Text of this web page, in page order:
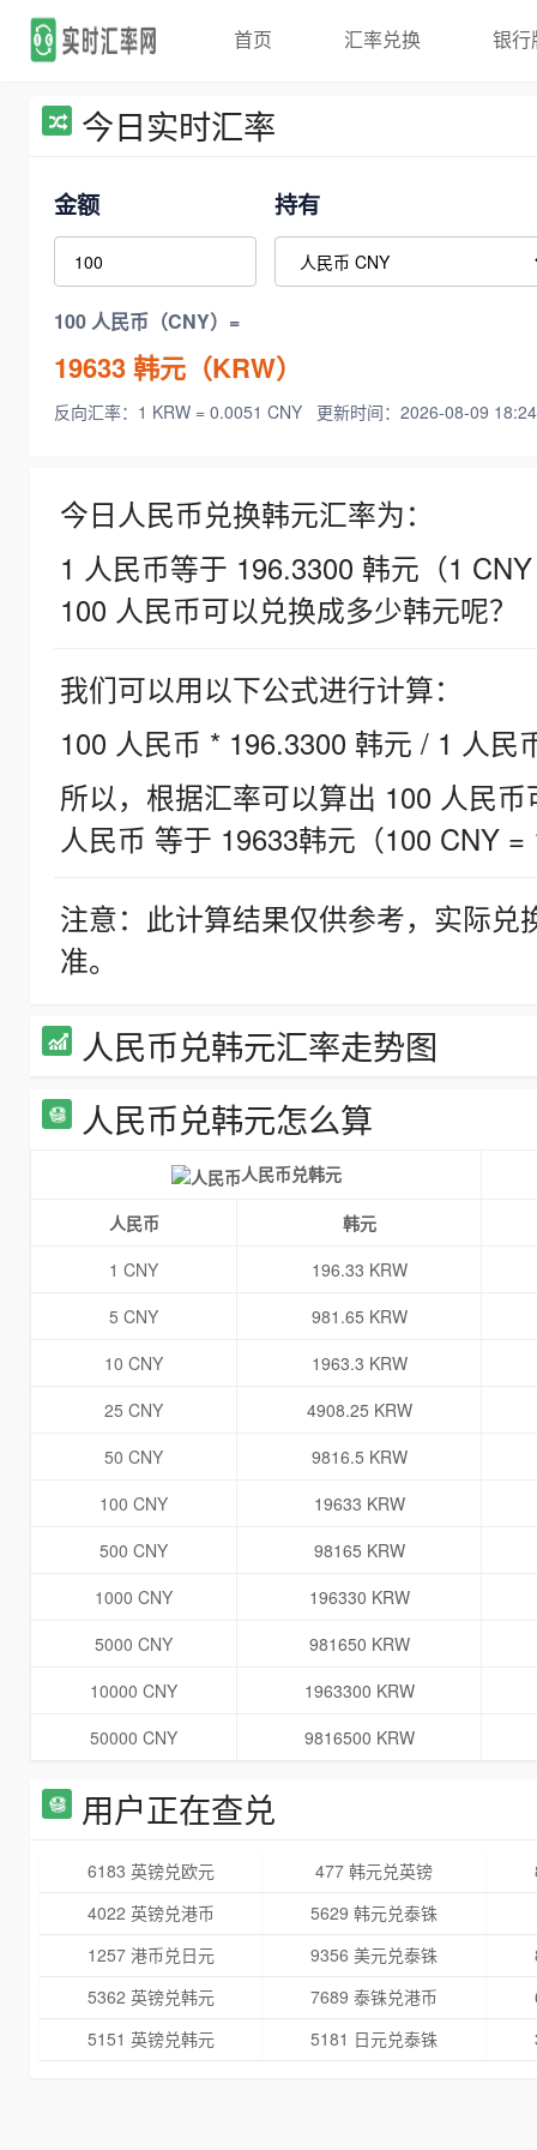
首页 汇率兑换 银行
今日实时汇率
金额 持有
100 人民币（CNY）=
19633韩元（KRW）
反向汇率：1 KRW = 0.0051 CNY 更新时间：2026-08-09
今日人民币兑换韩元汇率为：
1 人民币等于 196.3300 韩元（1
100 人民币可以兑换成多少韩元呢？
我们可以用以下公式进行计算：
100 人民币 * 196.3300 韩元 / 1 人民
所以，根据汇率可以算出 100 人民
人民币 等于 19633韩元（100 CNY =
注意：此计算结果仅供参考，实际
准。
人民币兑韩元汇率走势图
人民币兑韩元怎么算
人民币兑韩元
人民币
韩元
1 CNY
196.33 KRW
5 CNY
981.65 KRW
10 CNY
1963.3 KRW
25 CNY
4908.25 KRW
50 CNY
9816.5 KRW
100 CNY
19633 KRW
500 CNY
98165 KRW
1000 CNY
196330 KRW
5000 CNY
981650 KRW
10000 CNY
1963300 KRW
50000 CNY
9816500 KRW
用户正在查兑
6183 英镑兑欧元 477 韩元兑英镑
4022 英镑兑港币
5629 韩元兑泰铢
1257 港币兑日元
9356 美元兑泰铢
5362 英镑兑韩元
7689 泰铢兑港币
5151 英镑兑韩元
5181 日元兑泰铢